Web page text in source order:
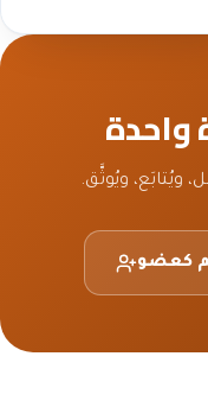
واحدة
ويُتابَع، ويُوثَّق.
كعضو